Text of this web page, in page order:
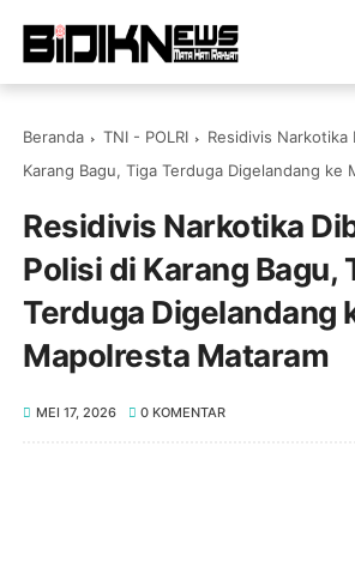
Beranda TNI - POLRI
‎Residivis Narkotika
Karang Bagu, Tiga Terduga Digelandang ke
‎Residivis Narkotika
Polisi di Karang Bagu,
Terduga Digelandang
Mapolresta Mataram
MEI 17, 2026 0 KOMENTAR